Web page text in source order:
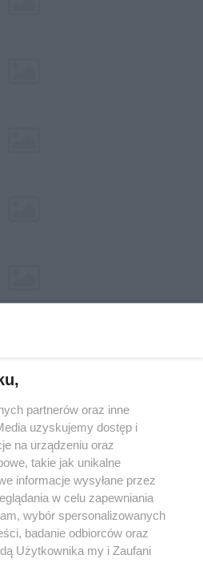
nie może być powielany i
w jakikolwiek sposób (w
na jakimkolwiek polu
włącznie z umieszczaniem w Internecie
Jakiekolwiek użycie lub
lub w części z naruszeniem prawa, tzn.
pod groźbą kary i może być ścigane
partnerów oraz inne
uzyskujemy dostęp i
na urządzeniu oraz
takie jak unikalne
informacje wysyłane przez
w celu zapewniania
wybór spersonalizowanych
badanie odbiorców oraz
Użytkownika my i Zaufani